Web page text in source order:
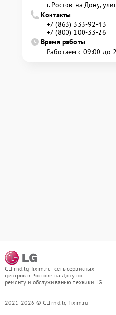
г. Ростов-на-Дону,
Контакты
+7 (863) 333-92-43
+7 (800) 100-33-26
Время работы
Работаем с 09:00 до
СЦ rnd.lg-fixim.ru - сеть сервисных
центров в Ростове-на-Дону по
ремонту и обслуживанию техники LG
2021-2026 © СЦ rnd.lg-fixim.ru